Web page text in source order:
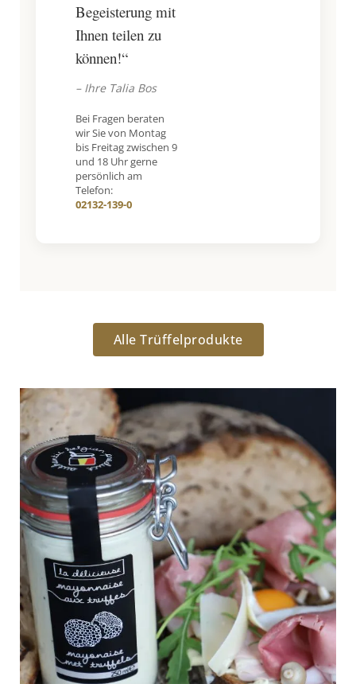
Begeisterung mit
Ihnen teilen zu
können!“
– Ihre Talia Bos
Bei Fragen beraten
wir Sie von Montag
bis Freitag zwischen 9
und 18 Uhr gerne
persönlich am
Telefon:
02132-139-0
Alle Trüffelprodukte